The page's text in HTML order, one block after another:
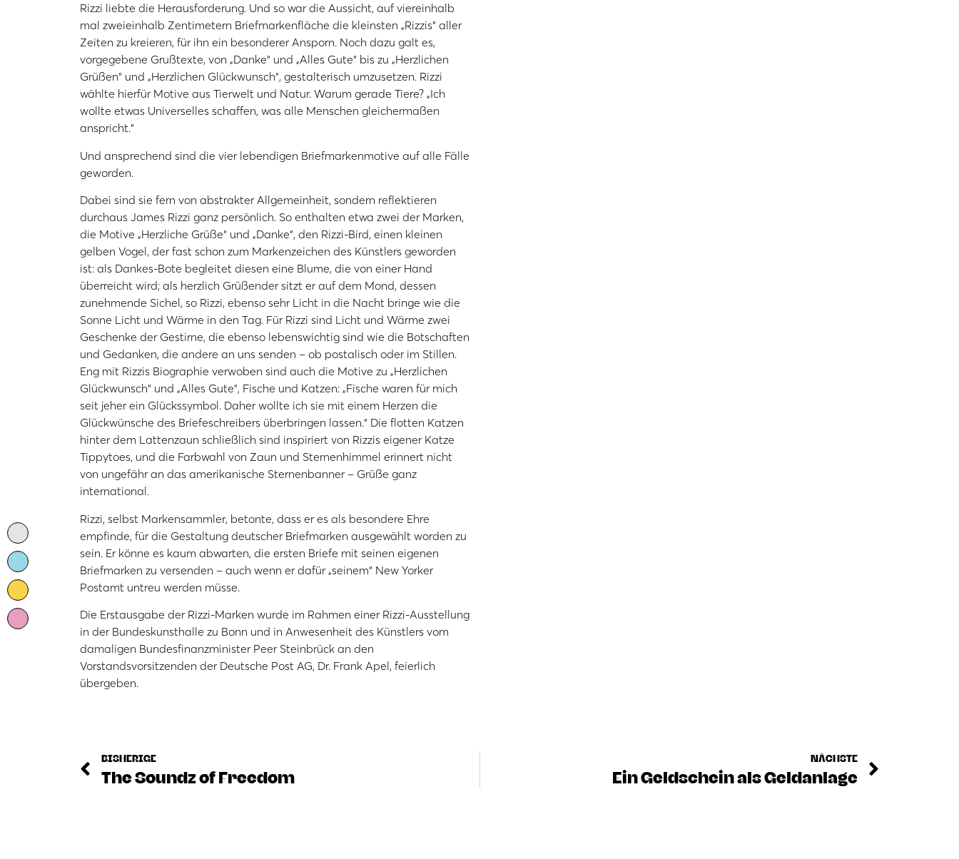
Rizzi liebte die Herausforderung. Und so war die Aussicht, auf viereinhalb
mal zweieinhalb Zentimetern Briefmarkenfläche die kleinsten „Rizzis“ aller
Zeiten zu kreieren, für ihn ein besonderer Ansporn. Noch dazu galt es,
vorgegebene Grußtexte, von „Danke“ und „Alles Gute“ bis zu „Herzlichen
Grüßen“ und „Herzlichen Glückwunsch“, gestalterisch umzusetzen. Rizzi
wählte hierfür Motive aus Tierwelt und Natur. Warum gerade Tiere? „Ich
wollte etwas Universelles schaffen, was alle Menschen gleichermaßen
anspricht.“
Und ansprechend sind die vier lebendigen Briefmarkenmotive auf alle Fälle
geworden.
Dabei sind sie fern von abstrakter Allgemeinheit, sondern reflektieren
durchaus James Rizzi ganz persönlich. So enthalten etwa zwei der Marken,
die Motive „Herzliche Grüße“ und „Danke“, den Rizzi-Bird, einen kleinen
gelben Vogel, der fast schon zum Markenzeichen des Künstlers geworden
ist: als Dankes-Bote begleitet diesen eine Blume, die von einer Hand
überreicht wird; als herzlich Grüßender sitzt er auf dem Mond, dessen
zunehmende Sichel, so Rizzi, ebenso sehr Licht in die Nacht bringe wie die
Sonne Licht und Wärme in den Tag. Für Rizzi sind Licht und Wärme zwei
Geschenke der Gestirne, die ebenso lebenswichtig sind wie die Botschaften
und Gedanken, die andere an uns senden – ob postalisch oder im Stillen.
Eng mit Rizzis Biographie verwoben sind auch die Motive zu „Herzlichen
Glückwunsch“ und „Alles Gute“, Fische und Katzen: „Fische waren für mich
seit jeher ein Glückssymbol. Daher wollte ich sie mit einem Herzen die
Glückwünsche des Briefeschreibers überbringen lassen.“ Die flotten Katzen
hinter dem Lattenzaun schließlich sind inspiriert von Rizzis eigener Katze
Tippytoes, und die Farbwahl von Zaun und Sternenhimmel erinnert nicht
von ungefähr an das amerikanische Sternenbanner – Grüße ganz
international.
Rizzi, selbst Markensammler, betonte, dass er es als besondere Ehre
empfinde, für die Gestaltung deutscher Briefmarken ausgewählt worden zu
sein. Er könne es kaum abwarten, die ersten Briefe mit seinen eigenen
Briefmarken zu versenden – auch wenn er dafür „seinem“ New Yorker
Postamt untreu werden müsse.
Die Erstausgabe der Rizzi-Marken wurde im Rahmen einer Rizzi-Ausstellung
in der Bundeskunsthalle zu Bonn und in Anwesenheit des Künstlers vom
damaligen Bundesfinanzminister Peer Steinbrück an den
Vorstandsvorsitzenden der Deutsche Post AG, Dr. Frank Apel, feierlich
übergeben.
BISHERIGE
The Soundz of Freedom
NÄCHSTE
Ein Geldschein als Geldanlage